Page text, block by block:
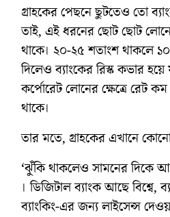
গ্রাহকের পেছনে ছুটতেও তো
তাই, এই ধরনের ছোট ছোট
থাকে। ২০-২৫ শতাংশ থাকলে
দিলেও ব্যাংকের রিস্ক কভার
কর্পোরেট লোনের ক্ষেত্রে রেট
থাকে।
তার মতে, গ্রাহকের এখানে
‘ঝুঁকি থাকলেও সামনের দিকে
। ডিজিটাল ব্যাংক আছে বিশ্বে,
ব্যাংকিং-এর জন্য লাইসেন্স